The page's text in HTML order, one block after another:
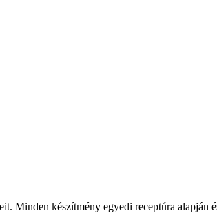
Minden készítmény egyedi receptúra alapján